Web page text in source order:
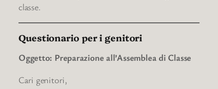
classe.
Questionario per i genitori
Oggetto: Preparazione all’Assemblea di Classe
Cari genitori,